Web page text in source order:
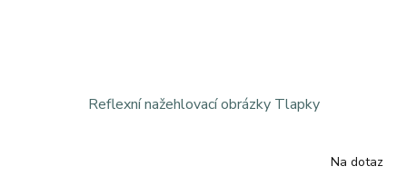
Reflexní nažehlovací obrázky Tlapky
Na dotaz